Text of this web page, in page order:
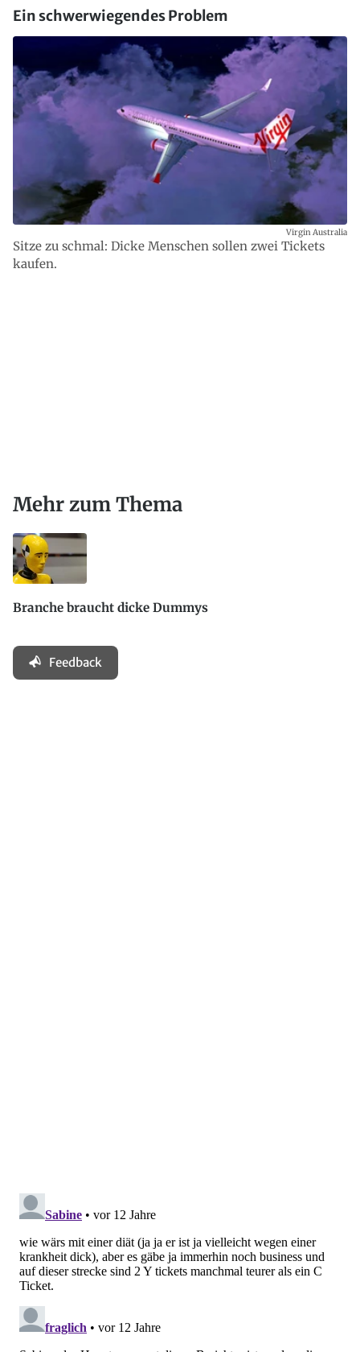
Ein schwerwiegendes Problem
Sitze zu schmal: Dicke Menschen sollen zwei Tickets
kaufen.
Virgin Australia
Mehr zum Thema
Branche braucht dicke Dummys
Feedback